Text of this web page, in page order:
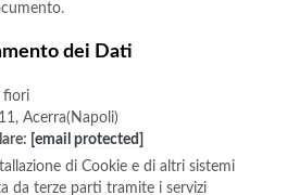
dei Dati
fiori
Acerra(Napoli)
[email protected]
di Cookie e di altri sistemi
da terze parti tramite i servizi